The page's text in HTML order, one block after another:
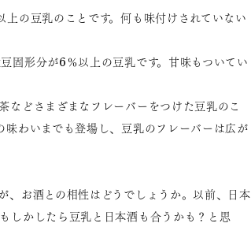
の豆乳のことです。何も味付けされていない
固形分が6％以上の豆乳です。甘味もついてい
などさまざまなフレーバーをつけた豆乳のこ
味わいまでも登場し、豆乳のフレーバーは広が
、お酒との相性はどうでしょうか。以前、日本
しかしたら豆乳と日本酒も合うかも？と思